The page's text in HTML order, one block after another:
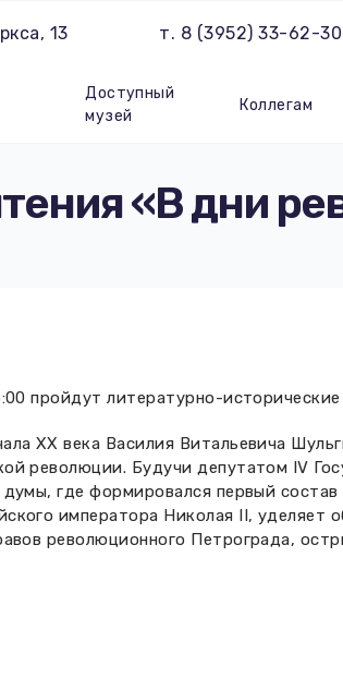
13 т. 8 (3952) 33-62-30
Доступный
музей
Коллегам
«В дни
пройдут литературно-
ХХ века Василия Витальевича
революции. Будучи депутатом IV
где формировался первый состав
императора Николая II, уделяет
революционного Петрограда,